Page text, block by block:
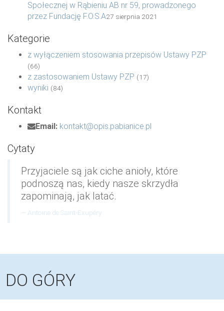
Społecznej w Rąbieniu AB nr 59, prowadzonego
przez Fundację F.O.S.A27 sierpnia 2021
Kategorie
z wyłączeniem stosowania przepisów Ustawy PZP
(66)
z zastosowaniem Ustawy PZP (17)
wyniki (84)
Kontakt
Email: kontakt@opis.pabianice.pl
Cytaty
Przyjaciele są jak ciche anioły, które
podnoszą nas, kiedy nasze skrzydła
zapominają, jak latać.
Antoine de Saint-Exupéry
DO GÓRY